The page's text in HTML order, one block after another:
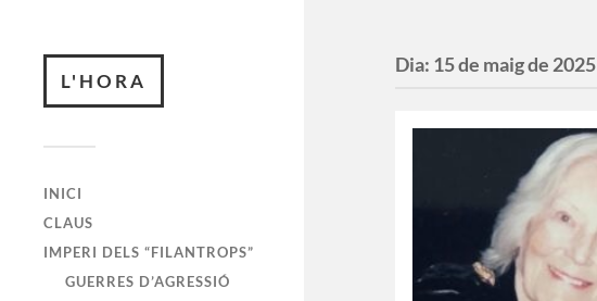
L'HORA
INICI
CLAUS
IMPERI DELS “FILANTROPS”
GUERRES D’AGRESSIÓ
Dia: 15 de maig de 2025